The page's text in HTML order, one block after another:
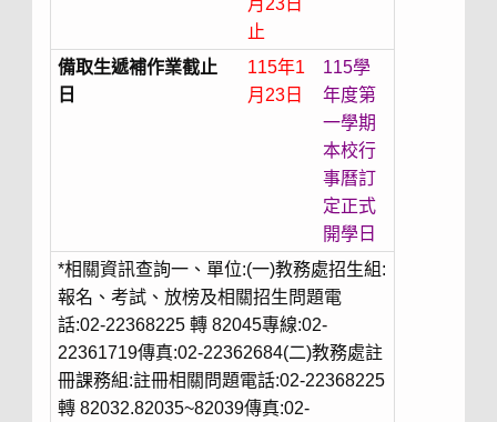
月23日
止
備取生遞補作業截止
日
115年1
月23日
115學
年度第
一學期
本校行
事曆訂
定正式
開學日
*相關資訊查詢一、單位:(一)教務處招生組:
報名、考試、放榜及相關招生問題電
話:02-22368225 轉 82045專線:02-
22361719傳真:02-22362684(二)教務處註
冊課務組:註冊相關問題電話:02-22368225
轉 82032.82035~82039傳真:02-